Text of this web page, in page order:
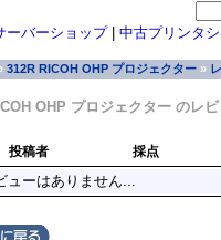
ーバーショップ| 中古プリンタ
312R RICOH OHP プロジェクター »
OHP プロジェクター のレ
投稿者 採点
ューはありません...